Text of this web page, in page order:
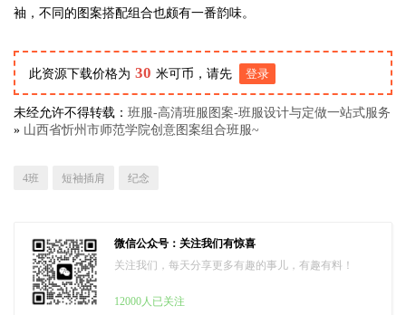
袖，不同的图案搭配组合也颇有一番韵味。
此资源下载价格为 30 米可币，请先 登录
未经允许不得转载： 班服-高清班服图案-班服设计与定做一站式服务
» 山西省忻州市师范学院创意图案组合班服~
4班 短袖插肩 纪念
微信公众号：关注我们有惊喜
关注我们，每天分享更多有趣的事儿，有趣有料！
12000人已关注